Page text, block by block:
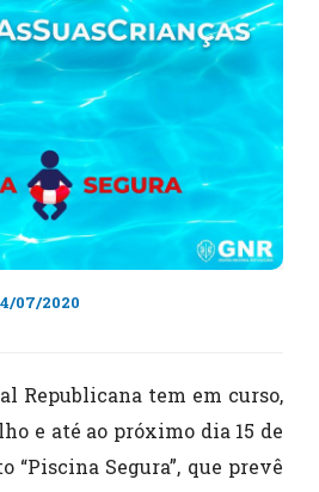
07/2020
Republicana tem em curso,
e até ao próximo dia 15 de
“Piscina Segura”, que prevê